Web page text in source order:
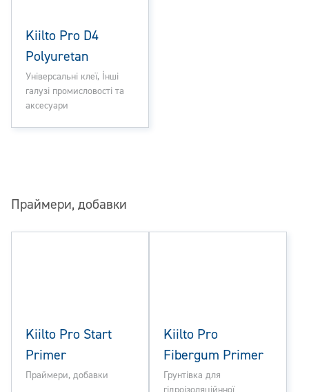
Kiilto Pro D4
Polyuretan
Універсальні клеї, Інші
галузі промисловості та
аксесуари
Праймери, добавки
Kiilto Pro Start
Primer
Праймери, добавки
Kiilto Pro
Fibergum Primer
Грунтівка для